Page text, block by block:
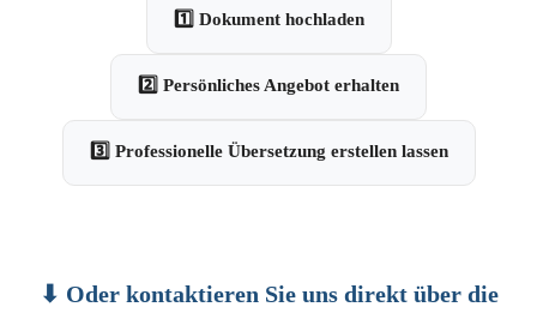
1️⃣ Dokument hochladen
2️⃣ Persönliches Angebot erhalten
3️⃣ Professionelle Übersetzung erstellen lassen
⬇ Oder kontaktieren Sie uns direkt über die